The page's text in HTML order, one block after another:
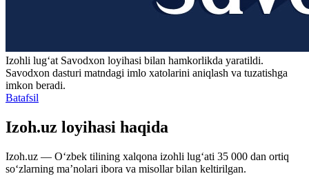
Izohli lugʻat Savodxon loyihasi bilan hamkorlikda yaratildi.
Savodxon dasturi matndagi imlo xatolarini aniqlash va tuzatishga
imkon beradi.
Batafsil
Izoh.uz loyihasi haqida
Izoh.uz — O‘zbek tilining xalqona izohli lug‘ati 35 000 dan ortiq
so‘zlarning ma’nolari ibora va misollar bilan keltirilgan.